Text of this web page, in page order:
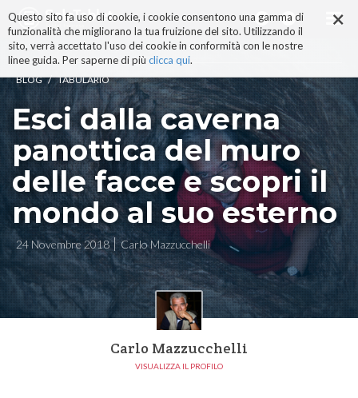
×
Questo sito fa uso di cookie, i cookie consentono una gamma di
funzionalità che migliorano la tua fruizione del sito. Utilizzando il
sito, verrà accettato l'uso dei cookie in conformità con le nostre
linee guida. Per saperne di più clicca qui.
ai
contenuti.
|
alla
navigazione
BLOG / TABULARIO
Esci dalla caverna
panottica del muro
delle facce e scopri il
mondo al suo esterno
24 Novembre 2018 Carlo Mazzucchelli
Carlo Mazzucchelli
VISUALIZZA IL PROFILO